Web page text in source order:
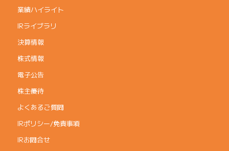
業績ハイライト
IRライブラリ
決算情報
株式情報
電子公告
株主優待
よくあるご質問
IRポリシー/免責事項
IRお問合せ